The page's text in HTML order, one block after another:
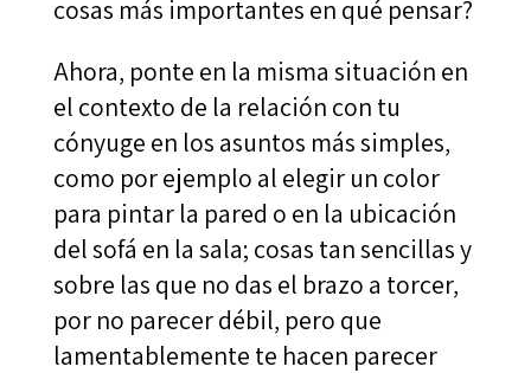
cosas más importantes en qué pensar?
Ahora, ponte en la misma situación en
el contexto de la relación con tu
cónyuge en los asuntos más simples,
como por ejemplo al elegir un color
para pintar la pared o en la ubicación
del sofá en la sala; cosas tan sencillas y
sobre las que no das el brazo a torcer,
por no parecer débil, pero que
lamentablemente te hacen parecer